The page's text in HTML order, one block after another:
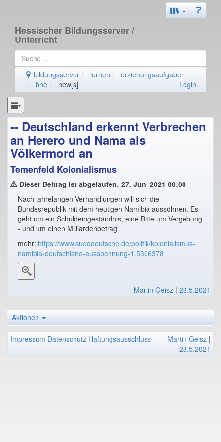
Hessischer Bildungsserver/
Unterricht
bildungsserver lernen
erziehungsaufgaben
bne
new[s] Login
-- Deutschland erkennt Verbrechen
an Herero und Nama als
Völkermord an
Temenfeld Kolonialismus
Dieser Beitrag ist abgelaufen: 27. Juni 2021 00:00
Nach jahrelangen Verhandlungen will sich die
Bundesrepublik mit dem heutigen Namibia aussöhnen. Es
geht um ein Schuldeingeständnis, eine Bitte um Vergebung
- und um einen Milliardenbetrag
mehr: https://www.sueddeutsche.de/politik/kolonialismus-
namibia-deutschland-aussoehnung-1.5306378
Martin Geisz | 28.5.2021
Aktionen
Impressum Datenschutz Haftungsausschluss Martin Geisz |
28.5.2021